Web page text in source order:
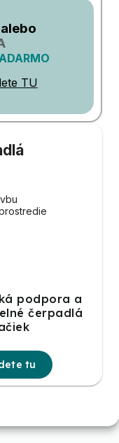
TU
podpora a
čerpadlá
tu